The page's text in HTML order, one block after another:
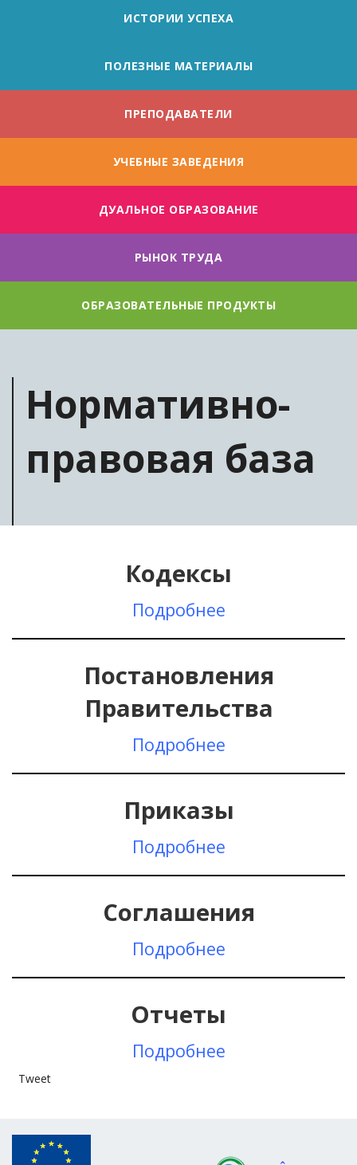
ИСТОРИИ УСПЕХА
ПОЛЕЗНЫЕ МАТЕРИАЛЫ
ПРЕПОДАВАТЕЛИ
УЧЕБНЫЕ ЗАВЕДЕНИЯ
ДУАЛЬНОE ОБРАЗОВАНИЕ
РЫНОК ТРУДА
ОБРАЗОВАТЕЛЬНЫЕ ПРОДУКТЫ
Нормативно-
правовая база
Кодексы
Подробнее
Постановления
Правительства
Подробнее
Приказы
Подробнее
Соглашения
Подробнее
Отчеты
Подробнее
Tweet